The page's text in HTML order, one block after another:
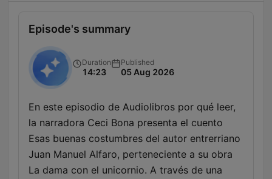
Episode's summary
Duration
14:23
Published
05 Aug 2026
En este episodio de Audiolibros por qué leer,
la narradora Ceci Bona presenta el cuento
Esas buenas costumbres del autor entrerriano
Juan Manuel Alfaro, perteneciente a su obra
La dama con el unicornio. A través de una